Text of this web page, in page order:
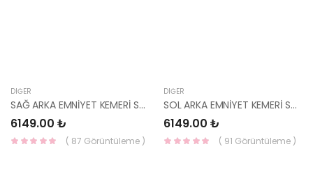
DIĞER
SAĞ ARKA EMNİYET KEMERİ SORENTO 2020- 89823-P2100GYT HMC
6149.00 ₺
( 87 Görüntüleme )
DIĞER
SOL ARKA EMNİYET KEMERİ SORENTO 2020- 89813-P2100GYT HMC
6149.00 ₺
( 91 Görüntüleme )